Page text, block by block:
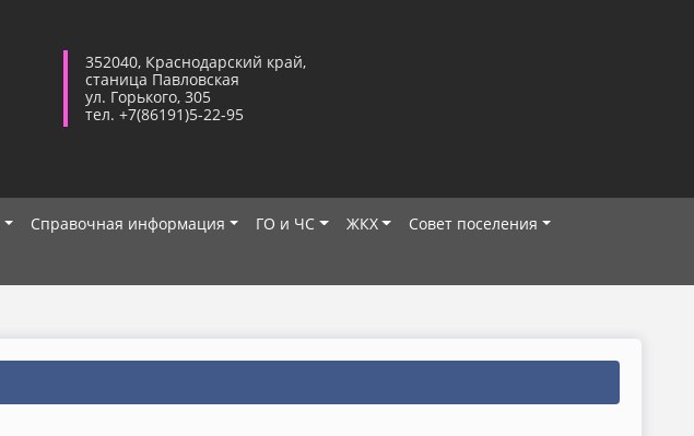
352040, Краснодарский край,
станица Павловская
ул. Горького, 305
тел. +7(86191)5-22-95
Справочная информация ГО и ЧС ЖКХ
Совет поселения